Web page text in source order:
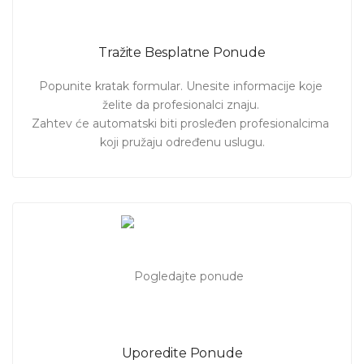
savladate ključne veštine programiranja i razvijete dublje
razumevanje tehnoloških rešenja.
Tražite Besplatne Ponude
Popunite kratak formular. Unesite informacije koje
želite da profesionalci znaju.
Zahtev će automatski biti prosleđen profesionalcima
koji pružaju određenu uslugu.
Uporedite Ponude